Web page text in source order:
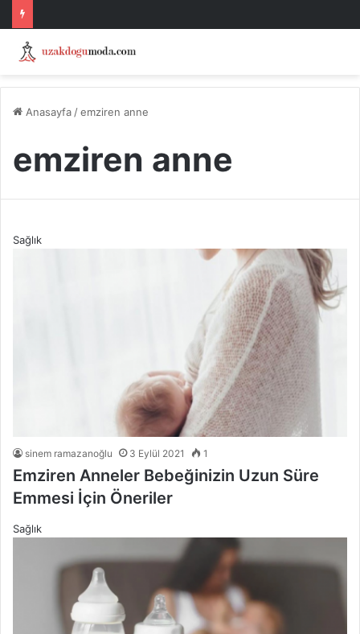
Anasayfa /emziren anne
emziren anne
Sağlık
sinem ramazanoğlu 3 Eylül 2021 1
Emziren Anneler Bebeğinizin Uzun Süre
Emmesi İçin Öneriler
Sağlık